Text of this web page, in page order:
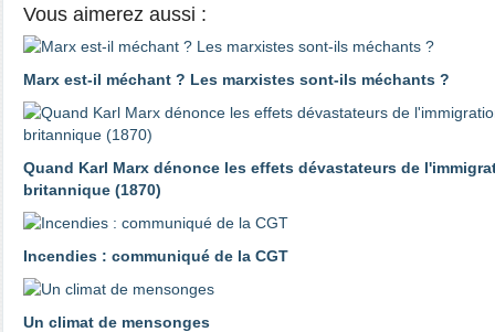
Vous aimerez aussi :
Marx est-il méchant ? Les marxistes sont-ils méchants ?
Quand Karl Marx dénonce les effets dévastateurs de
britannique (1870)
Incendies : communiqué de la CGT
Un climat de mensonges